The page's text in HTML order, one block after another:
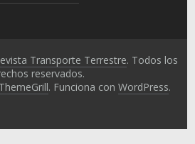
Transporte Terrestre. Todos los
reservados.
ThemeGrill. Funciona conWordPress.